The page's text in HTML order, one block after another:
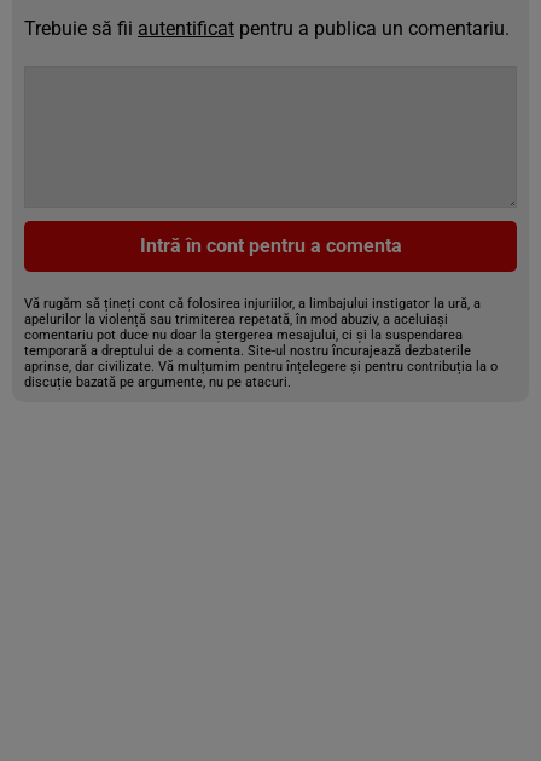
Trebuie să fii autentificat pentru a publica un comentariu.
Intră în cont pentru a comenta
Vă rugăm să țineți cont că folosirea injuriilor, a limbajului instigator la ură, a
apelurilor la violență sau trimiterea repetată, în mod abuziv, a aceluiași
comentariu pot duce nu doar la ștergerea mesajului, ci și la suspendarea
temporară a dreptului de a comenta. Site-ul nostru încurajează dezbaterile
aprinse, dar civilizate. Vă mulțumim pentru înțelegere și pentru contribuția la o
discuție bazată pe argumente, nu pe atacuri.